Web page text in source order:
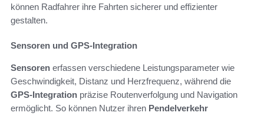
können Radfahrer ihre Fahrten sicherer und effizienter
gestalten.
Sensoren und GPS-Integration
Sensoren erfassen verschiedene Leistungsparameter wie
Geschwindigkeit, Distanz und Herzfrequenz, während die
GPS-Integration präzise Routenverfolgung und Navigation
ermöglicht. So können Nutzer ihren Pendelverkehr